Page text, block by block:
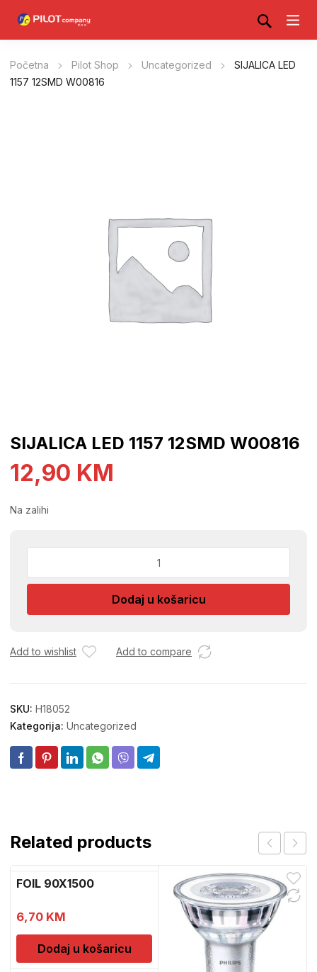
Početna Pilot Shop Uncategorized
SIJALICA LED
1157 12SMD W00816
SIJALICA LED 1157 12SMD W00816
12,90 KM
Na zalihi
1157
W00816
Dodaj u košaricu
Add to wishlist Add to compare
SKU: H18052
Kategorija: Uncategorized
Related products
FOIL 90X1500
6,70 KM
Dodaj u košaricu